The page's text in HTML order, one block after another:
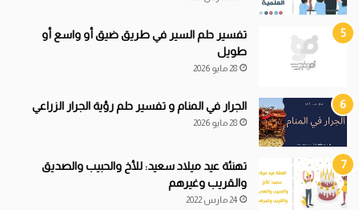
تفسير حلم السير في طريق ضيق أو واسع أو
طويل
28 مايو 2026
الجرار في المنام و تفسير حلم رؤية الجرار الزراعي
28 مايو 2026
تهنئة عيد ميلاد سعيد: للأخ والحبيب والصديق
والقريب وغيرهم
24 مارس 2022